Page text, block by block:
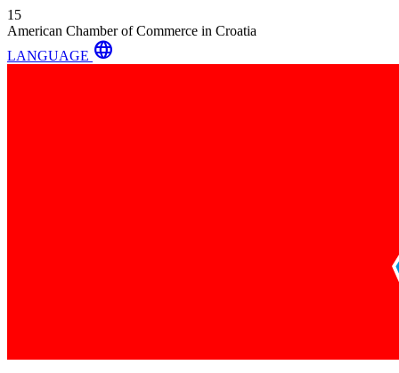
15
American Chamber of Commerce in Croatia
LANGUAGE language